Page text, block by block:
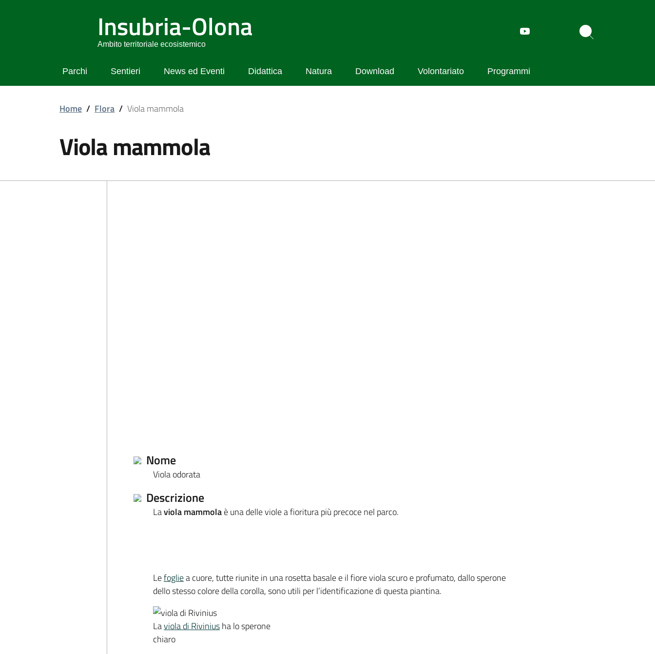
Insubria-Olona
Ambito territoriale ecosistemico
Parchi Sentieri News ed Eventi Didattica Natura Download Volontariato Programmi
Home / Flora / Viola mammola
Viola mammola
Nome
Viola odorata
Descrizione
Laviola mammolaè una delle viole a fioritura più precoce nel parco.
Lefogliea cuore, tutte riunite in una rosetta basale e il fiore viola scuro e profumato, dallo sperone
dello stesso colore della corolla, sono utili per l’identificazione di questa piantina.
Laviola di Riviniusha lo sperone
chiaro